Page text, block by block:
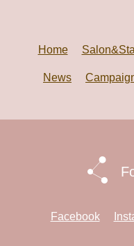
Home
News
Facebook